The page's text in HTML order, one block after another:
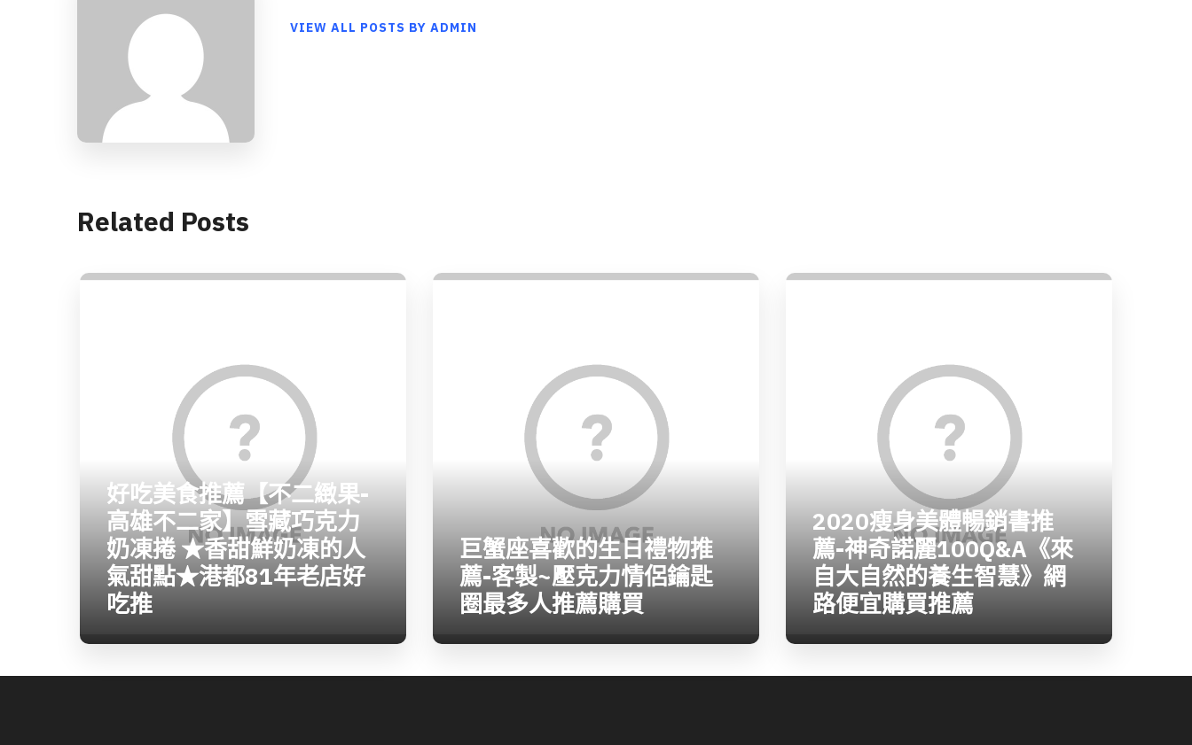
VIEW ALL POSTS BY ADMIN
Related Posts
好吃美食推薦【不二緻果-
高雄不二家】雪藏巧克力
奶凍捲 ★香甜鮮奶凍的人
氣甜點★港都81年老店好
吃推
巨蟹座喜歡的生日禮物推
薦-客製~壓克力情侶鑰匙
圈最多人推薦購買
2020瘦身美體暢銷書推
薦-神奇諾麗100Q&A《來
自大自然的養生智慧》網
路便宜購買推薦